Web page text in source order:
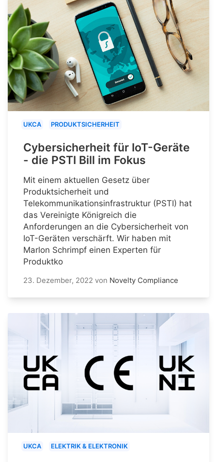
UKCA PRODUKTSICHERHEIT
Cybersicherheit für IoT-Geräte
- die PSTI Bill im Fokus
Mit einem aktuellen Gesetz über
Produktsicherheit und
Telekommunikationsinfrastruktur (PSTI) hat
das Vereinigte Königreich die
Anforderungen an die Cybersicherheit von
IoT-Geräten verschärft. Wir haben mit
Marlon Schrimpf einen Experten für
Produktko
23. Dezember, 2022 von Novelty Compliance
UKCA ELEKTRIK & ELEKTRONIK